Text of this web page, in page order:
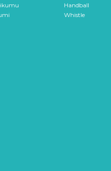
Handball
Whistle